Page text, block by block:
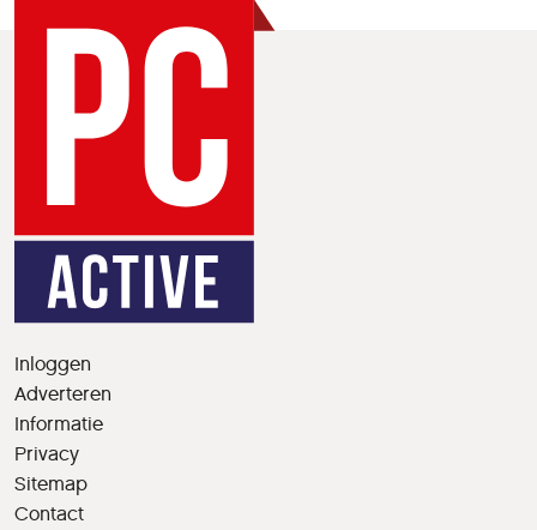
Inloggen
Adverteren
Informatie
Privacy
Sitemap
Contact